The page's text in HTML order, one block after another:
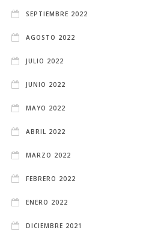
SEPTIEMBRE 2022
AGOSTO 2022
JULIO 2022
JUNIO 2022
MAYO 2022
ABRIL 2022
MARZO 2022
FEBRERO 2022
ENERO 2022
DICIEMBRE 2021